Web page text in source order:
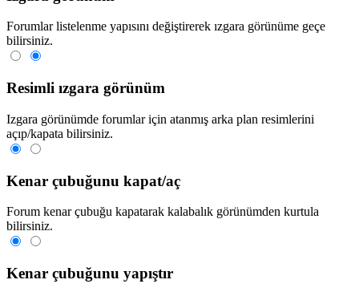
Forumlar listelenme yapısını değiştirerek ızgara görünüme geçe
bilirsiniz.
Resimli ızgara görünüm
Izgara görünümde forumlar için atanmış arka plan resimlerini
açıp/kapata bilirsiniz.
Kenar çubuğunu kapat/aç
Forum kenar çubuğu kapatarak kalabalık görünümden kurtula
bilirsiniz.
Kenar çubuğunu yapıştır